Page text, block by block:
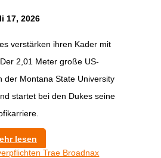
17, 2026
verstärken ihren Kader mit
2,01 Meter große US-
der Montana State University
startet bei den Dukes seine
lesen